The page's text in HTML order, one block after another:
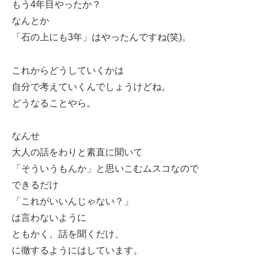
もう4年目やったか？
なんとか
「石の上にも3年」はやったんですね(笑)。
これからどうしていくかは
自分で考えていくんでしょうけどね。
どうなることやら。
なんせ
大人の話をわりと素直に聞いて
「そういうもんか」と思いこむムスコなので
できるだけ
「これがいいんじゃない？」
は言わないように
ともかく、話を聞くだけ、
に徹するようにはしています。